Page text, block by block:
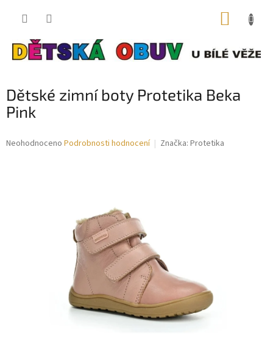
Dětské zimní boty Protetika Beka
Pink
Průměrné
Neohodnoceno Podrobnosti hodnocení Značka: Protetika